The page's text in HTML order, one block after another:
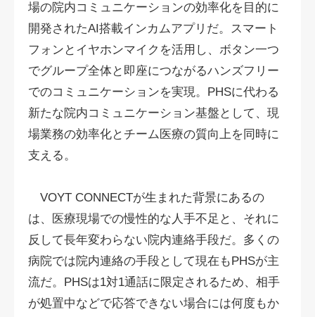
場の院内コミュニケーションの効率化を目的に
開発されたAI搭載インカムアプリだ。スマート
フォンとイヤホンマイクを活用し、ボタン一つ
でグループ全体と即座につながるハンズフリー
でのコミュニケーションを実現。PHSに代わる
新たな院内コミュニケーション基盤として、現
場業務の効率化とチーム医療の質向上を同時に
支える。
VOYT CONNECTが生まれた背景にあるの
は、医療現場での慢性的な人手不足と、それに
反して長年変わらない院内連絡手段だ。多くの
病院では院内連絡の手段として現在もPHSが主
流だ。PHSは1対1通話に限定されるため、相手
が処置中などで応答できない場合には何度もか